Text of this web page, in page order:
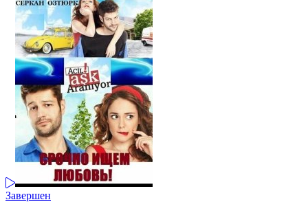
Завершен